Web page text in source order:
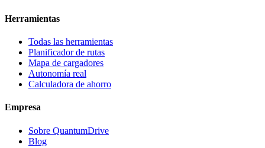
Herramientas
Todas las herramientas
Planificador de rutas
Mapa de cargadores
Autonomía real
Calculadora de ahorro
Empresa
Sobre QuantumDrive
Blog